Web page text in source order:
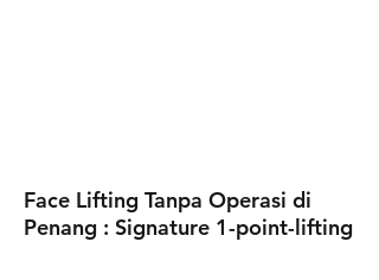
Face Lifting Tanpa Operasi di
Penang : Signature 1-point-lifting